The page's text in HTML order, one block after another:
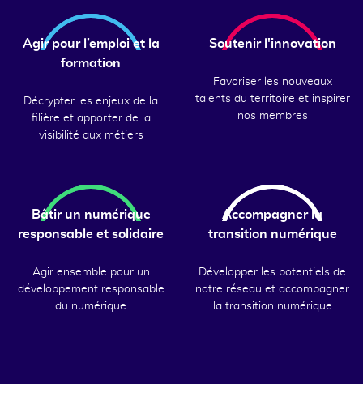
Agir pour l’emploi et la
formation
Décrypter les enjeux de la
filière et apporter de la
visibilité aux métiers
Soutenir l'innovation
Favoriser les nouveaux
talents du territoire et inspirer
nos membres
Bâtir un numérique
responsable et solidaire
Agir ensemble pour un
développement responsable
du numérique
Accompagner la
transition numérique
Développer les potentiels de
notre réseau et accompagner
la transition numérique